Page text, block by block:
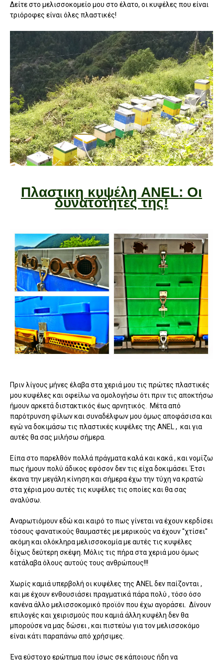
Δείτε στο μελισσοκομείο μου στο έλατο, οι κυψέλες που είναι
τριόροφες είναι όλες πλαστικές!
Πλαστικη κυψέλη ANEL: Οι
δυνατότητες της!
Πριν λίγους μήνες έλαβα στα χεριά μου τις πρώτες πλαστικές
μου κυψέλες και οφείλω να ομολογήσω ότι πριν τις αποκτήσω
ήμουν αρκετά διστακτικός έως αρνητικός. Μέτα από
παρότρυνση φίλων και συναδέλφων μου όμως αποφάσισα και
εγώ να δοκιμάσω τις πλαστικές κυψέλες της ANEL , και για
αυτές θα σας μιλήσω σήμερα.
Είπα στο παρελθόν πολλά πράγματα καλά και κακά , και νομίζω
πως ήμουν πολύ άδικος εφόσον δεν τις είχα δοκιμάσει. Έτσι
έκανα την μεγάλη κίνηση και σήμερα έχω την τύχη να κρατώ
στα χέρια μου αυτές τις κυψέλες τις οποίες και θα σας
αναλύσω.
Αναρωτιόμουν εδώ και καιρό το πως γίνεται να έχουν κερδίσει
τόσους φανατικούς θαυμαστές με μερικούς να έχουν ''χτίσει''
ακόμη και ολόκληρα μελισσοκομία με αυτές τις κυψέλες
δίχως δεύτερη σκέψη. Μόλις τις πήρα στα χεριά μου όμως
κατάλαβα όλους αυτούς τους ανθρώπους!!!
Χωρίς καμιά υπερβολή οι κυψέλες της ANEL δεν παίζονται ,
και με έχουν ενθουσιάσει πραγματικά πάρα πολύ , τόσο όσο
κανένα άλλο μελισσοκομικό προϊόν που έχω αγοράσει. Δίνουν
επιλογές και χειρισμούς που καμιά άλλη κυψέλη δεν θα
μπορούσε να μας δώσει , και πιστεύω για τον μελισσοκόμο
είναι κάτι παραπάνω από χρήσιμες.
Ένα εύστοχο ερώτημα που ίσως σε κάποιους ήδη να